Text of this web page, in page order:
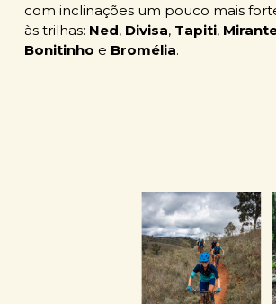
com inclinações um pouco mais
às trilhas: Ned, Divisa, Tapiti,
Bonitinho e Bromélia.